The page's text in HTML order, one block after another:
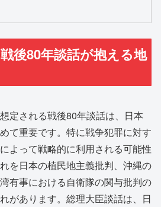
後80年談話が抱える地
定される戦後80年談話は、日本
て重要です。特に戦争犯罪に対す
よって戦略的に利用される可能性
を日本の植民地主義批判、沖縄の
有事における自衛隊の関与批判の
があります。総理大臣談話は、日